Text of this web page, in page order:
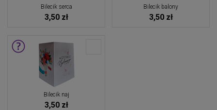
Bilecik serca
3,50 zł
Bilecik balony
3,50 zł
Bilecik naj
3,50 zł